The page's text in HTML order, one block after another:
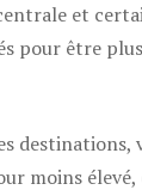
et
pour être
moins